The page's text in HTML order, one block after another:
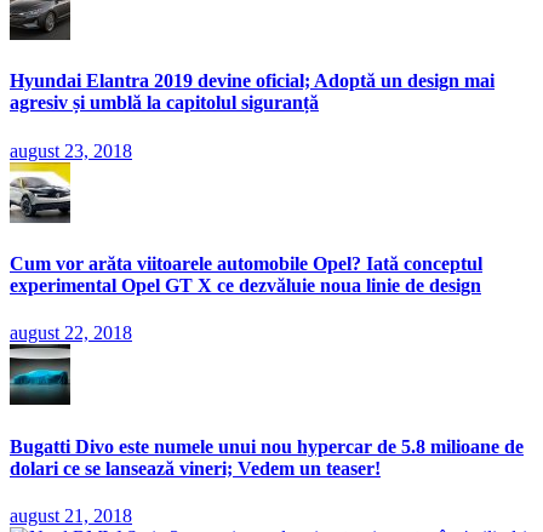
Hyundai Elantra 2019 devine oficial; Adoptă un design mai
agresiv și umblă la capitolul siguranță
august 23, 2018
Cum vor arăta viitoarele automobile Opel? Iată conceptul
experimental Opel GT X ce dezvăluie noua linie de design
august 22, 2018
Bugatti Divo este numele unui nou hypercar de 5.8 milioane de
dolari ce se lansează vineri; Vedem un teaser!
august 21, 2018